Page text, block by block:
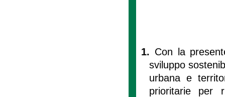
1. Con la
sviluppo
urbana e
prioritarie per